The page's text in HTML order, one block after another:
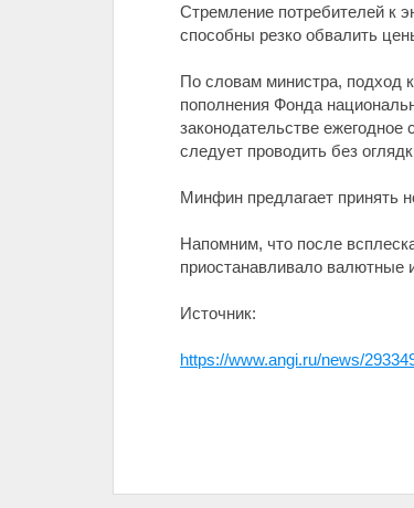
Стремление потребителей к
способны резко обвалить
По словам министра, подход
пополнения Фонда
законодательстве
следует проводить без
Минфин предлагает принять
Напомним, что после
приостанавливало валютные
Источник:
https://www.angi.ru/news/